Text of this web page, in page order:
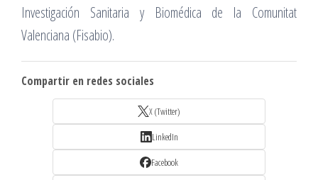
Investigación Sanitaria y Biomédica de la Comunitat
Valenciana (Fisabio).
Compartir en redes sociales
X (Twitter)
LinkedIn
Facebook